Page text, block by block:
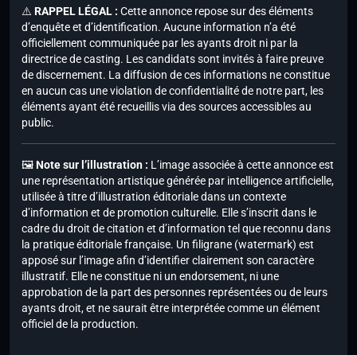
⚠️ RAPPEL LÉGAL : Cette annonce repose sur des éléments
d’enquête et d’identification. Aucune information n’a été
officiellement communiquée par les ayants droit ni par la
directrice de casting. Les candidats sont invités à faire preuve
de discernement. La diffusion de ces informations ne constitue
en aucun cas une violation de confidentialité de notre part, les
éléments ayant été recueillis via des sources accessibles au
public.
🖼️Note sur l’illustration : L’image associée à cette annonce est
une représentation artistique générée par intelligence artificielle,
utilisée à titre d’illustration éditoriale dans un contexte
d’information et de promotion culturelle. Elle s’inscrit dans le
cadre du droit de citation et d’information tel que reconnu dans
la pratique éditoriale française. Un filigrane (watermark) est
apposé sur l’image afin d’identifier clairement son caractère
illustratif. Elle ne constitue ni un endorsement, ni une
approbation de la part des personnes représentées ou de leurs
ayants droit, et ne saurait être interprétée comme un élément
officiel de la production.